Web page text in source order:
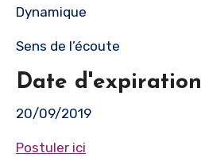
Dynamique
Sens de l’écoute
Date d'expiration
20/09/2019
Postuler ici